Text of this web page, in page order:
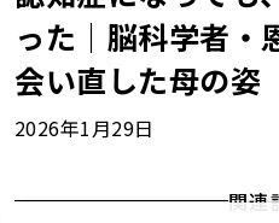
った｜脳科学者・
会い直した母の姿
2026年1月29日
関連